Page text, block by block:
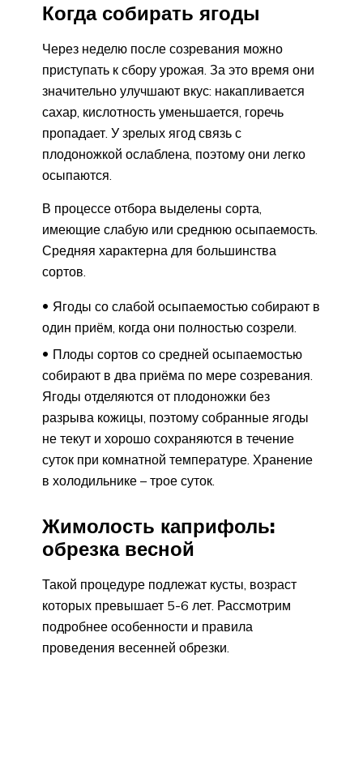
Когда собирать ягоды
Через неделю после созревания можно
приступать к сбору урожая. За это время они
значительно улучшают вкус: накапливается
сахар, кислотность уменьшается, горечь
пропадает. У зрелых ягод связь с
плодоножкой ослаблена, поэтому они легко
осыпаются.
В процессе отбора выделены сорта,
имеющие слабую или среднюю осыпаемость.
Средняя характерна для большинства
сортов.
Ягоды со слабой осыпаемостью собирают в
один приём, когда они полностью созрели.
Плоды сортов со средней осыпаемостью
собирают в два приёма по мере созревания.
Ягоды отделяются от плодоножки без
разрыва кожицы, поэтому собранные ягоды
не текут и хорошо сохраняются в течение
суток при комнатной температуре. Хранение
в холодильнике – трое суток.
Жимолость каприфоль:
обрезка весной
Такой процедуре подлежат кусты, возраст
которых превышает 5-6 лет. Рассмотрим
подробнее особенности и правила
проведения весенней обрезки.